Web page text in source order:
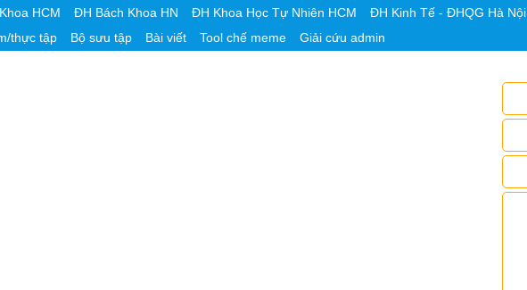
HCM ĐH Bách Khoa HN ĐH Khoa Học Tự Nhiên HCM ĐH Kinh Tế - ĐHQG Hà Nội
thực tập Bộ sưu tập Bài viết Tool chế meme Giải cứu admin